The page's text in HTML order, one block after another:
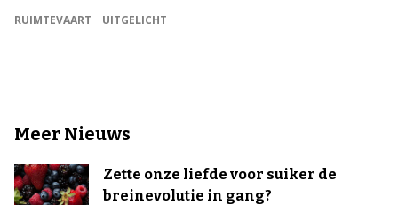
RUIMTEVAART
UITGELICHT
Meer Nieuws
Zette onze liefde voor suiker de
breinevolutie in gang?